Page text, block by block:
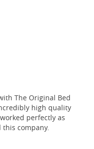
The Original Bed
high quality
perfectly as
this company.